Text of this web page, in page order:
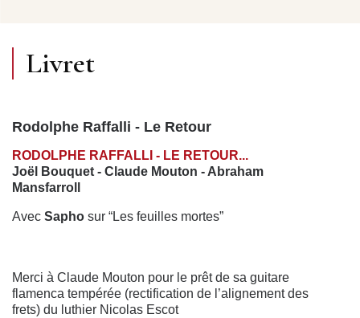
Livret
Rodolphe Raffalli - Le Retour
RODOLPHE RAFFALLI - LE RETOUR...
Joël Bouquet - Claude Mouton - Abraham
Mansfarroll
Avec Sapho sur “Les feuilles mortes”
Merci à Claude Mouton pour le prêt de sa guitare
flamenca tempérée (rectification de l’alignement des
frets) du luthier Nicolas Escot